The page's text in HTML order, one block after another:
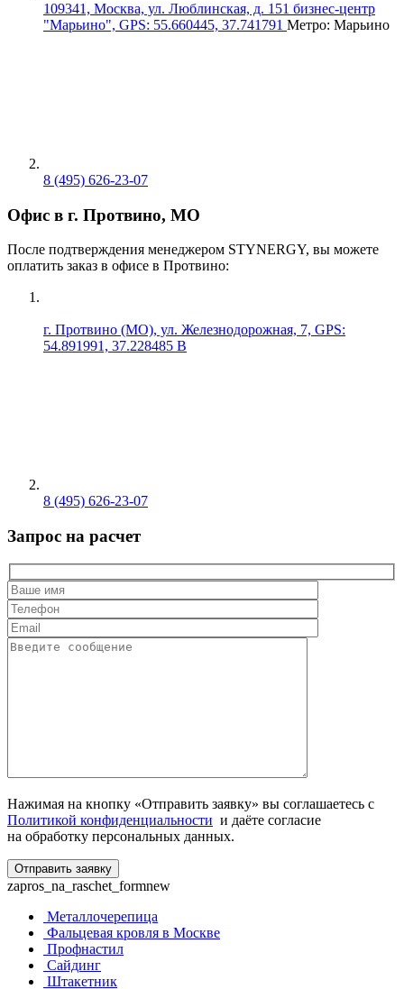
109341, Москва, ул. Люблинская, д. 151 бизнес-центр
"Марьино", GPS: 55.660445, 37.741791 Метро: Марьино
8 (495) 626-23-07
Офис в г. Протвино, МО
После подтверждения менеджером STYNERGY, вы можете
оплатить заказ в офисе в Протвино:
г. Протвино (МО), ул. Железнодорожная, 7, GPS:
54.891991, 37.228485 В
8 (495) 626-23-07
Запрос на расчет
Нажимая на кнопку «Отправить заявку» вы соглашаетесь с
Политикой конфиденциальности и даёте согласие
на обработку персональных данных.
zapros_na_raschet_formnew
Металлочерепица
Фальцевая кровля в Москве
Профнастил
Сайдинг
Штакетник